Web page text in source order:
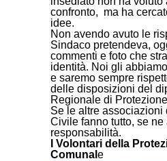
confronto, ma ha
idee.
Non avendo avuto le
Sindaco pretendeva,
commenti e foto che
identità. Noi gli
e saremo sempre
delle disposizioni del
Regionale di
Se le altre associazioni
Civile fanno tutto, se ne
responsabilità.
I Volontari della
Comunal e